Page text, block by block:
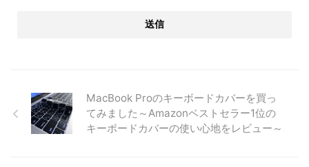
MacBook Proのキーボードカバーを買っ
てみました～Amazonベストセラー1位の
キーボードカバーの使い心地をレビュー～